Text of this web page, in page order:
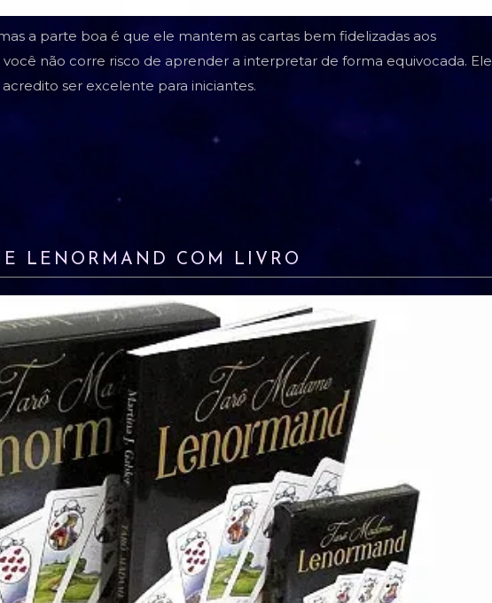
a parte boa é que ele mantem as cartas bem fidelizadas aos
você não corre risco de aprender a interpretar de forma equivocada. Ele
ser excelente para iniciantes.
LENORMAND COM LIVRO